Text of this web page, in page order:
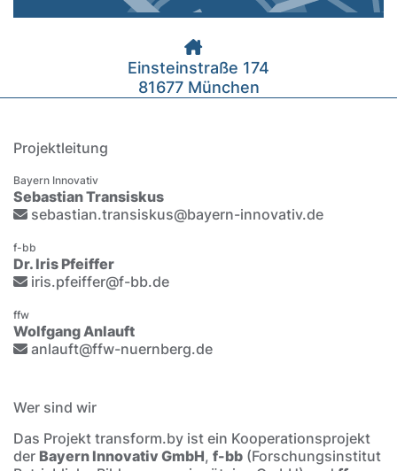
Einsteinstraße 174
81677 München
Projektleitung
Bayern Innovativ
Sebastian Transiskus
sebastian.transiskus@bayern-innovativ.de
f-bb
Dr. Iris Pfeiffer
iris.pfeiffer@f-bb.de
ffw
Wolfgang Anlauft
anlauft@ffw-nuernberg.de
Wer sind wir
Das Projekt transform.by ist ein Kooperationsprojekt
der Bayern Innovativ GmbH, f-bb (Forschungsinstitut